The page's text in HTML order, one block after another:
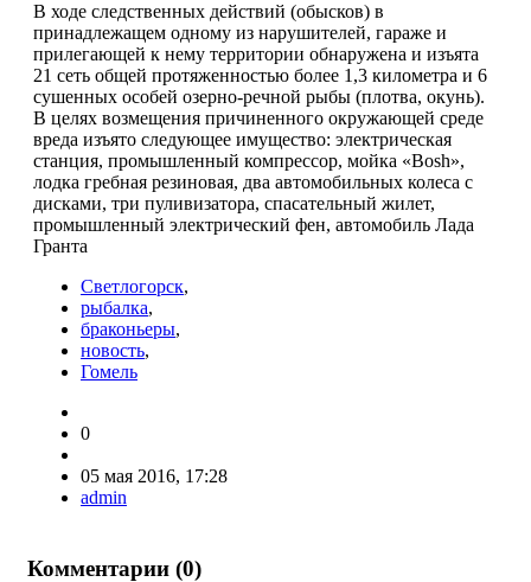
В ходе следственных действий (обысков) в
принадлежащем одному из нарушителей, гараже и
прилегающей к нему территории обнаружена и изъята
21 сеть общей протяженностью более 1,3 километра и 6
сушенных особей озерно-речной рыбы (плотва, окунь).
В целях возмещения причиненного окружающей среде
вреда изъято следующее имущество: электрическая
станция, промышленный компрессор, мойка «Bosh»,
лодка гребная резиновая, два автомобильных колеса с
дисками, три пуливизатора, спасательный жилет,
промышленный электрический фен, автомобиль Лада
Гранта
Светлогорск,
рыбалка,
браконьеры,
новость,
Гомель
0
05 мая 2016, 17:28
admin
Комментарии (0)